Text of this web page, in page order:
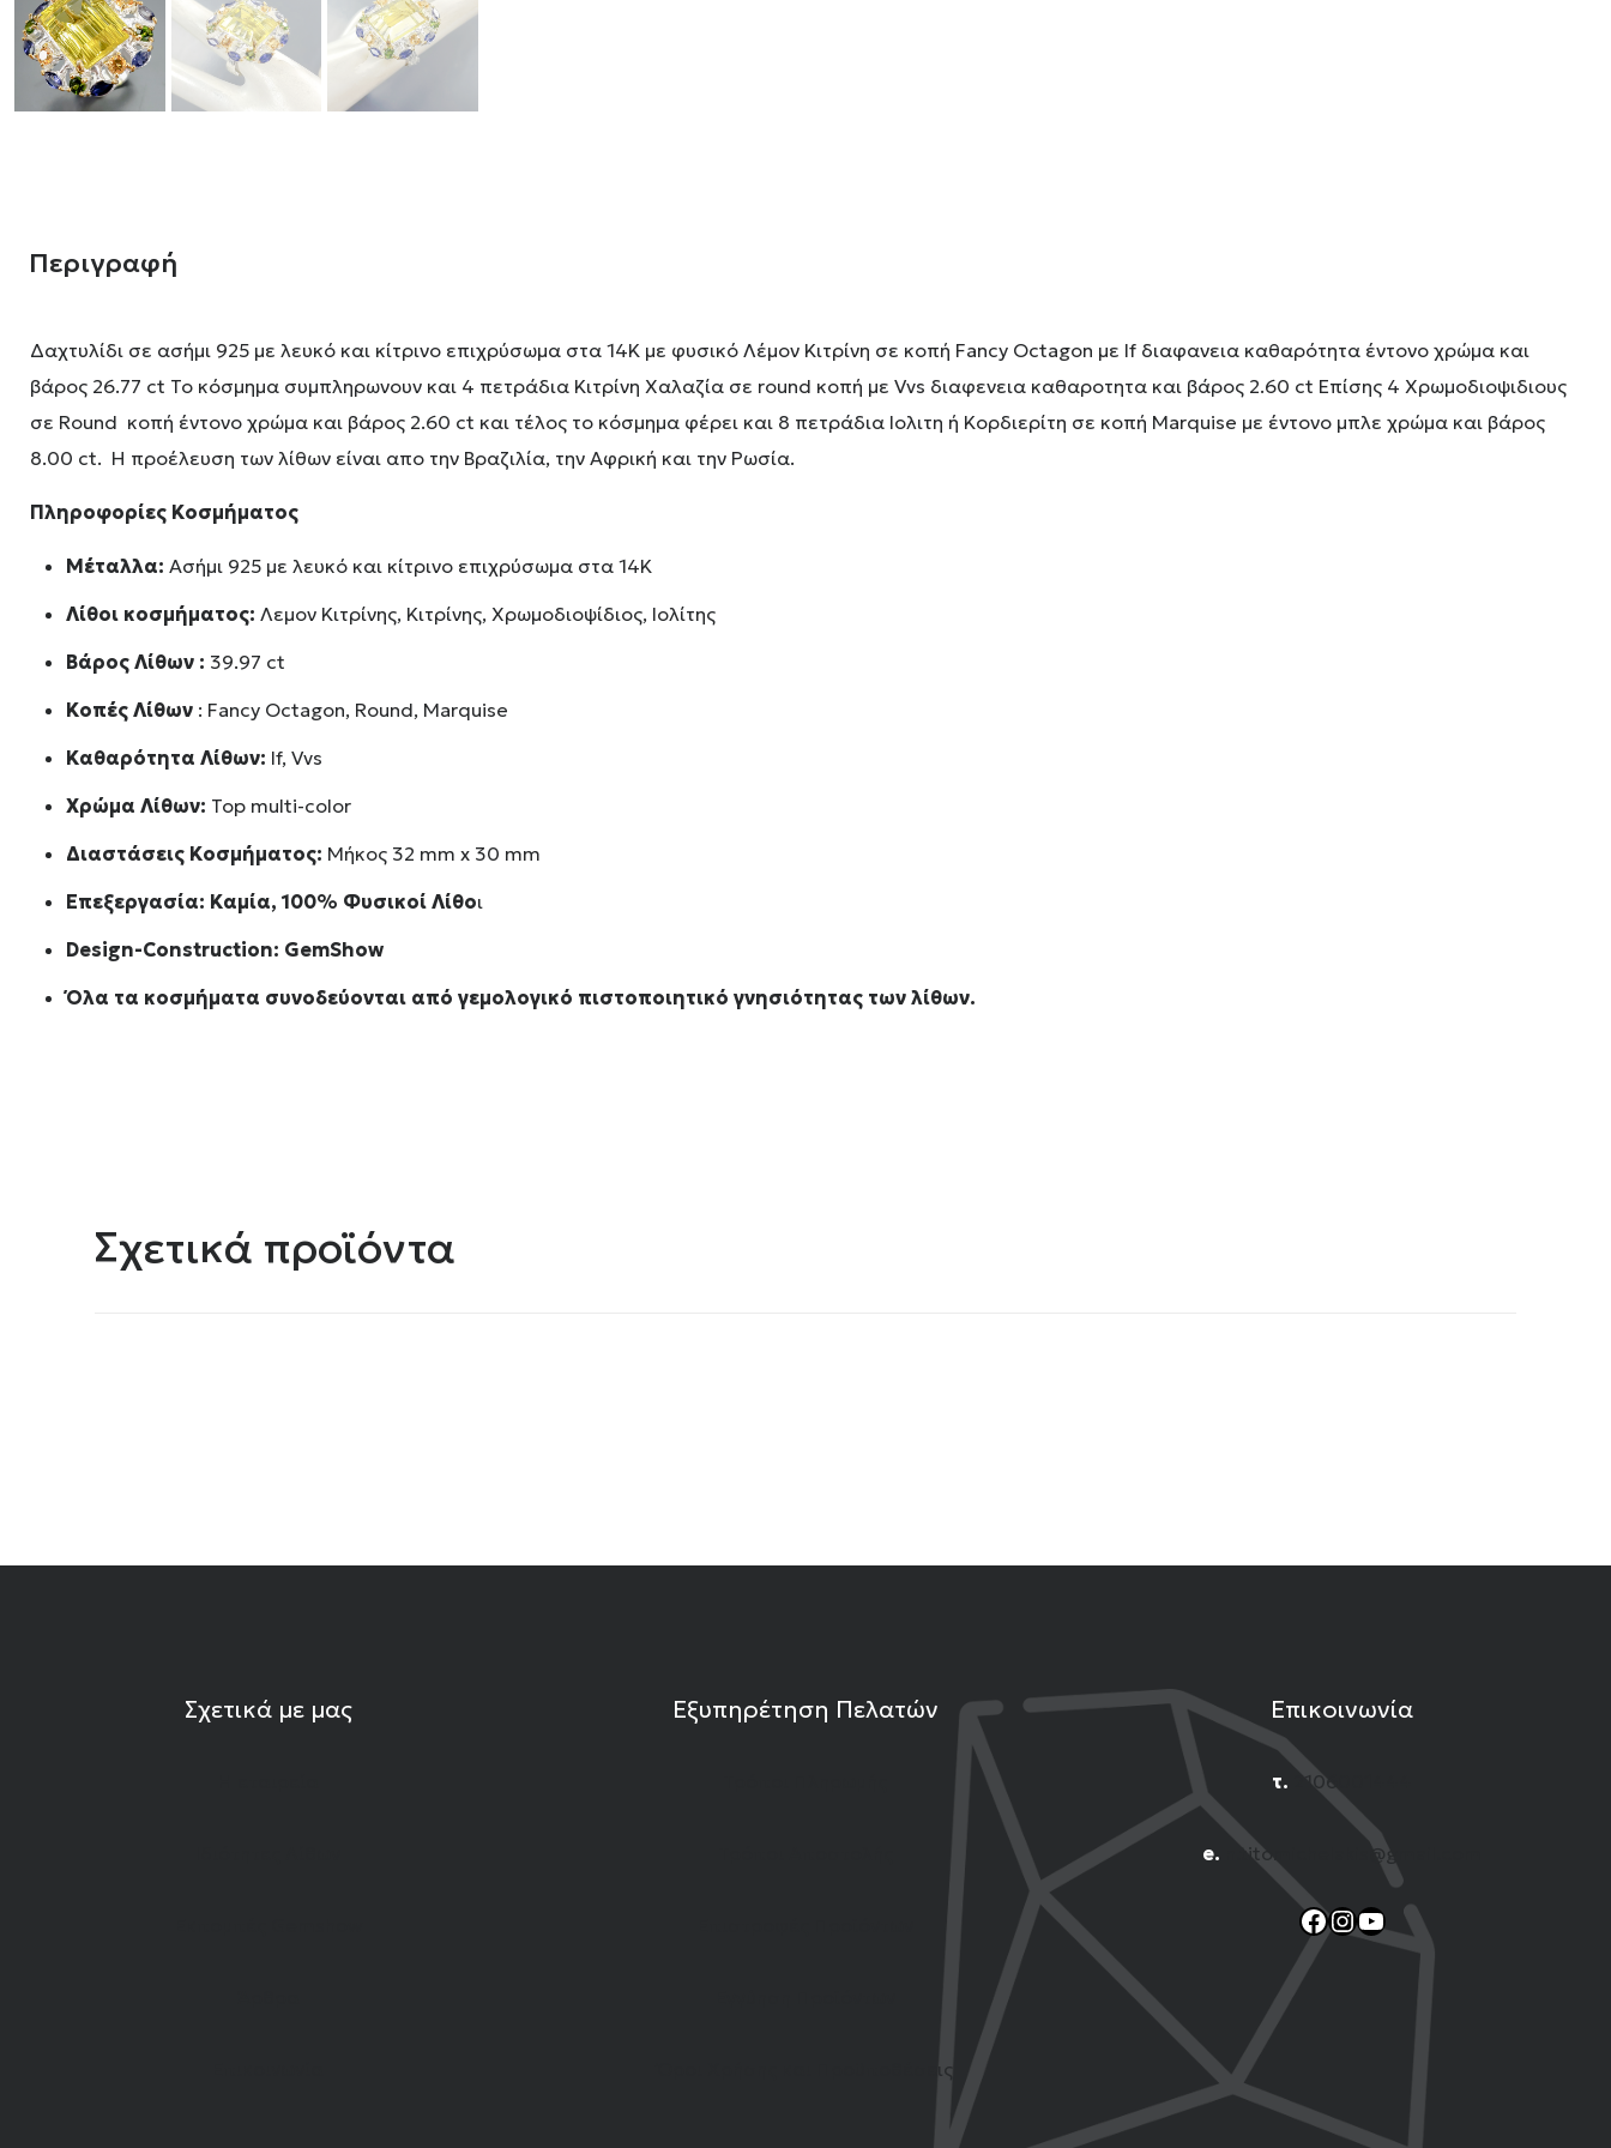
Περιγραφή
Δαχτυλίδι σε ασήμι 925 με λευκό και κίτρινο επιχρύσωμα στα 14Κ με φυσικό Λέμον Κιτρίνη σε κοπή Fancy Octagon με If διαφανεια καθαρότητα έντονο χρώμα και
βάρος 26.77 ct Το κόσμημα συμπληρωνουν και 4 πετράδια Κιτρίνη Χαλαζία σε round κοπή με Vvs διαφενεια καθαροτητα και βάρος 2.60 ct Επίσης 4 Χρωμοδιοψιδιους
σε Round κοπή έντονο χρώμα και βάρος 2.60 ct και τέλος το κόσμημα φέρει και 8 πετράδια Ιολιτη ή Κορδιερίτη σε κοπή Marquise με έντονο μπλε χρώμα και βάρος
8.00 ct. Η προέλευση των λίθων είναι απο την Βραζιλία, την Αφρική και την Ρωσία.
Πληροφορίες Κοσμήματος
Μέταλλα: Ασήμι 925 με λευκό και κίτρινο επιχρύσωμα στα 14Κ
Λίθοι κοσμήματος: Λεμον Κιτρίνης, Κιτρίνης, Χρωμοδιοψίδιος, Ιολίτης
Βάρος Λίθων : 39.97 ct
Κοπές Λίθων : Fancy Octagon, Round, Marquise
Καθαρότητα Λίθων: If, Vvs
Χρώμα Λίθων: Top multi-color
Διαστάσεις Κοσμήματος: Μήκος 32 mm x 30 mm
Επεξεργασία: Καμία, 100% Φυσικοί Λίθοι
Design-Construction: GemShow
Όλα τα κοσμήματα συνοδεύονται από γεμολογικό πιστοποιητικό γνησιότητας των λίθων.
Σχετικά προϊόντα
Σχετικά με μας Εξυπηρέτηση Πελατών
Όροι Χρήσης και Προϋποθέσεις
Επικοινωνία
τ. 2106001444
e. n.titomichelakis@gmail.com
Facebook
Instagram
YouTube